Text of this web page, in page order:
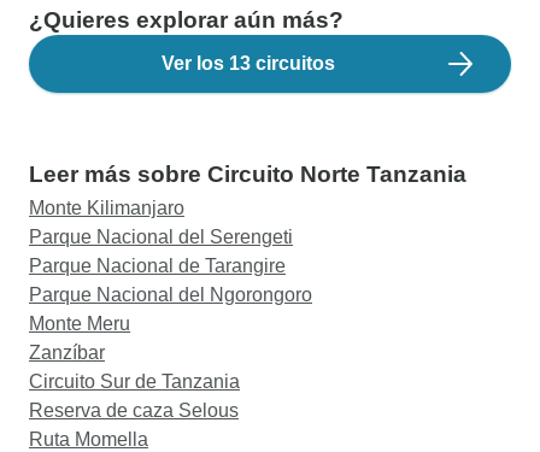
¿Quieres explorar aún más?
Ver los 13 circuitos
Leer más sobre Circuito Norte Tanzania
Monte Kilimanjaro
Parque Nacional del Serengeti
Parque Nacional de Tarangire
Parque Nacional del Ngorongoro
Monte Meru
Zanzíbar
Circuito Sur de Tanzania
Reserva de caza Selous
Ruta Momella